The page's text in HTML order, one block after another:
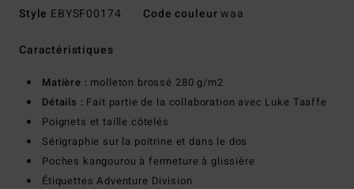
Style EBYSF00174 Code couleurwaa
Caractéristiques
Matière : molleton brossé 280 g/m2
Détails : Fait partie de la collaboration avec Luke Taaffe
Poignets et taille côtelés
Sérigraphie sur la poitrine et dans le dos
Poches kangourou à fermeture à glissière
Étiquettes Adventure Division